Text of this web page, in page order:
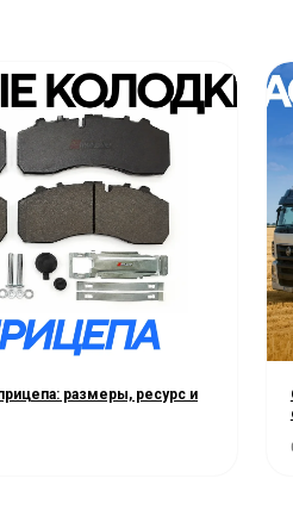
размеры, ресурс и